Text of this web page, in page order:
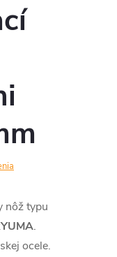
nôž typu
.
ocele.